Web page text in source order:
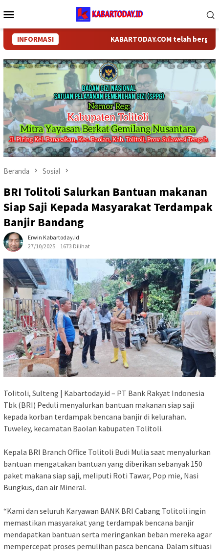
ke
Mobile
INFORMASI KABARTODAY.COM telah berganti
Beranda Sosial
BRI Tolitoli Salurkan Bantuan makanan
Siap Saji Kepada Masyarakat Terdampak
Banjir Bandang
Erwin Kabartoday.id
27/10/2025
1673 Dilihat
Tolitoli, Sulteng | Kabartoday.id – PT Bank Rakyat Indonesia
Tbk (BRI) Peduli menyalurkan bantuan makanan siap saji
kepada korban terdampak bencana banjir di kelurahan.
Tuweley, kecamatan Baolan kabupaten Tolitoli.
Kepala BRI Branch Office Tolitoli Budi Mulia saat menyalurkan
bantuan mengatakan bantuan yang diberikan sebanyak 150
paket makana siap saji, meliputi Roti Tawar, Pop mie, Nasi
Bungkus, dan air Mineral.
“Kami dan seluruh Karyawan BANK BRI Cabang Tolitoli ingin
memastikan masyarakat yang terdampak bencana banjir
mendapatkan bantuan serta meringankan beban mereka agar
mempercepat proses pemulihan pasca bencana. Dalam situasi